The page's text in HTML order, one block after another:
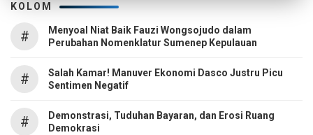
KOLOM
#
Menyoal Niat Baik Fauzi Wongsojudo dalam
Perubahan Nomenklatur Sumenep Kepulauan
#
Salah Kamar! Manuver Ekonomi Dasco Justru Picu
Sentimen Negatif
#
Demonstrasi, Tuduhan Bayaran, dan Erosi Ruang
Demokrasi